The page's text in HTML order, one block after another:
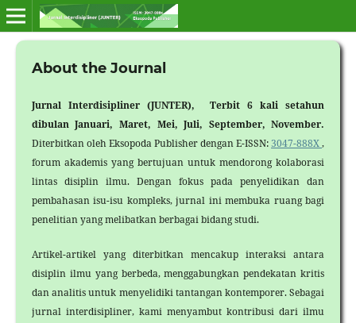
About the Journal
Jurnal Interdisipliner (JUNTER), Terbit 6 kali setahun
dibulan Januari, Maret, Mei, Juli, September, November.
Diterbitkan oleh Eksopoda Publisher dengan E-ISSN: 3047-888X,
forum akademis yang bertujuan untuk mendorong kolaborasi
lintas disiplin ilmu. Dengan fokus pada penyelidikan dan
pembahasan isu-isu kompleks, jurnal ini membuka ruang bagi
penelitian yang melibatkan berbagai bidang studi.
Artikel-artikel yang diterbitkan mencakup interaksi antara
disiplin ilmu yang berbeda, menggabungkan pendekatan kritis
dan analitis untuk menyelidiki tantangan kontemporer. Sebagai
jurnal interdisipliner, kami menyambut kontribusi dari ilmu